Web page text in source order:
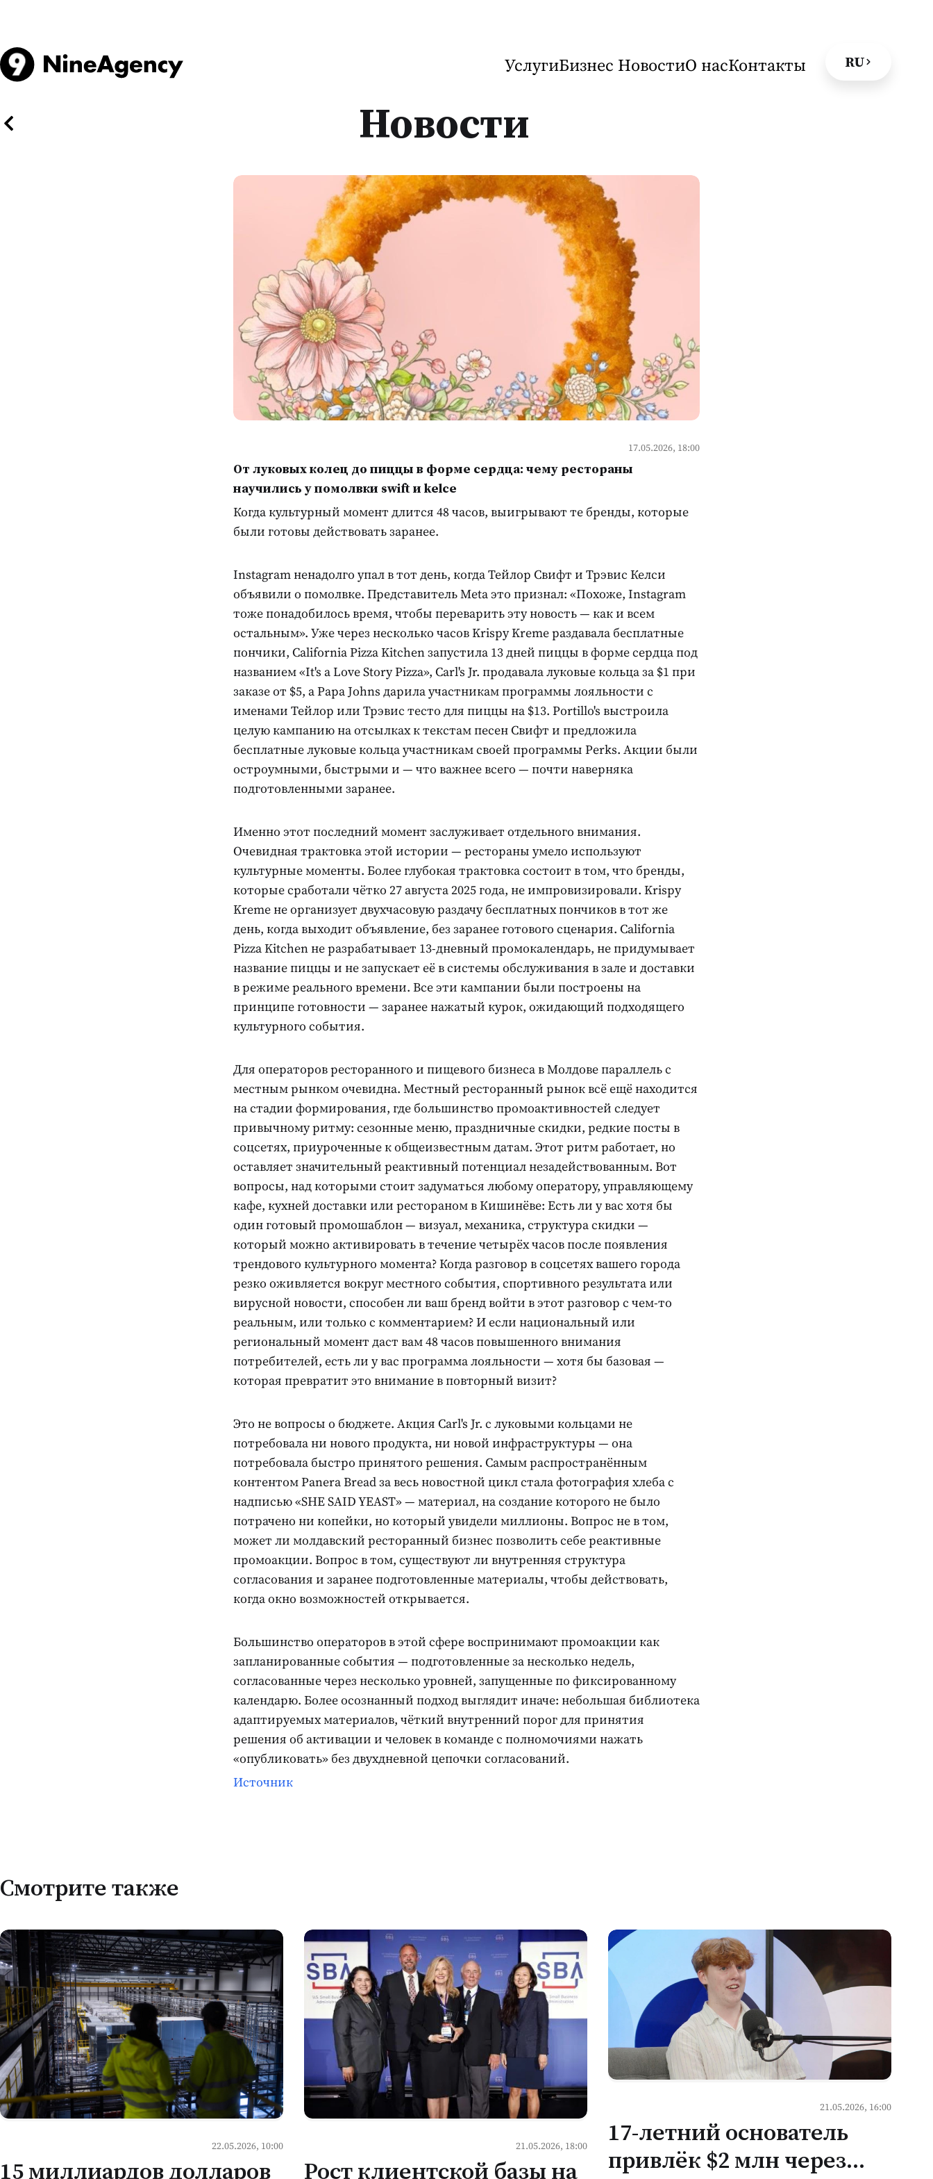
УслугиБизнес НовостиО насКонтакты RU
Новости
17.05.2026, 18:00
От луковых колец до пиццы в форме сердца: чему рестораны
научились у помолвки swift и kelce
Когда культурный момент длится 48 часов, выигрывают те бренды, которые
были готовы действовать заранее.
Instagram ненадолго упал в тот день, когда Тейлор Свифт и Трэвис Келси
объявили о помолвке. Представитель Meta это признал: «Похоже, Instagram
тоже понадобилось время, чтобы переварить эту новость — как и всем
остальным». Уже через несколько часов Krispy Kreme раздавала бесплатные
пончики, California Pizza Kitchen запустила 13 дней пиццы в форме сердца под
названием «It's a Love Story Pizza», Carl's Jr. продавала луковые кольца за $1 при
заказе от $5, а Papa Johns дарила участникам программы лояльности с
именами Тейлор или Трэвис тесто для пиццы на $13. Portillo's выстроила
целую кампанию на отсылках к текстам песен Свифт и предложила
бесплатные луковые кольца участникам своей программы Perks. Акции были
остроумными, быстрыми и — что важнее всего — почти наверняка
подготовленными заранее.
Именно этот последний момент заслуживает отдельного внимания.
Очевидная трактовка этой истории — рестораны умело используют
культурные моменты. Более глубокая трактовка состоит в том, что бренды,
которые сработали чётко 27 августа 2025 года, не импровизировали. Krispy
Kreme не организует двухчасовую раздачу бесплатных пончиков в тот же
день, когда выходит объявление, без заранее готового сценария. California
Pizza Kitchen не разрабатывает 13-дневный промокалендарь, не придумывает
название пиццы и не запускает её в системы обслуживания в зале и доставки
в режиме реального времени. Все эти кампании были построены на
принципе готовности — заранее нажатый курок, ожидающий подходящего
культурного события.
Для операторов ресторанного и пищевого бизнеса в Молдове параллель с
местным рынком очевидна. Местный ресторанный рынок всё ещё находится
на стадии формирования, где большинство промоактивностей следует
привычному ритму: сезонные меню, праздничные скидки, редкие посты в
соцсетях, приуроченные к общеизвестным датам. Этот ритм работает, но
оставляет значительный реактивный потенциал незадействованным. Вот
вопросы, над которыми стоит задуматься любому оператору, управляющему
кафе, кухней доставки или рестораном в Кишинёве: Есть ли у вас хотя бы
один готовый промошаблон — визуал, механика, структура скидки —
который можно активировать в течение четырёх часов после появления
трендового культурного момента? Когда разговор в соцсетях вашего города
резко оживляется вокруг местного события, спортивного результата или
вирусной новости, способен ли ваш бренд войти в этот разговор с чем-то
реальным, или только с комментарием? И если национальный или
региональный момент даст вам 48 часов повышенного внимания
потребителей, есть ли у вас программа лояльности — хотя бы базовая —
которая превратит это внимание в повторный визит?
Это не вопросы о бюджете. Акция Carl's Jr. с луковыми кольцами не
потребовала ни нового продукта, ни новой инфраструктуры — она
потребовала быстро принятого решения. Самым распространённым
контентом Panera Bread за весь новостной цикл стала фотография хлеба с
надписью «SHE SAID YEAST» — материал, на создание которого не было
потрачено ни копейки, но который увидели миллионы. Вопрос не в том,
может ли молдавский ресторанный бизнес позволить себе реактивные
промоакции. Вопрос в том, существуют ли внутренняя структура
согласования и заранее подготовленные материалы, чтобы действовать,
когда окно возможностей открывается.
Большинство операторов в этой сфере воспринимают промоакции как
запланированные события — подготовленные за несколько недель,
согласованные через несколько уровней, запущенные по фиксированному
календарю. Более осознанный подход выглядит иначе: небольшая библиотека
адаптируемых материалов, чёткий внутренний порог для принятия
решения об активации и человек в команде с полномочиями нажать
«опубликовать» без двухдневной цепочки согласований.
Источник
Смотрите также
22.05.2026, 10:00
15 миллиардов долларов
21.05.2026, 18:00
Рост клиентской базы на
21.05.2026, 16:00
17-летний основатель
привлёк $2 млн через